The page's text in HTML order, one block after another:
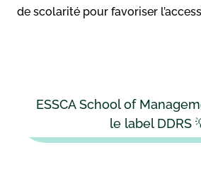
de scolarité pour favoriser
ESSCA School of
le label DDRS